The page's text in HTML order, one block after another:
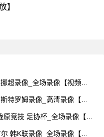
】
超录像_全场录像【视频集
特罗姆录像_高清录像【全
竞技 足协杯_全场录像【全
韩K联录像_全场录像【高